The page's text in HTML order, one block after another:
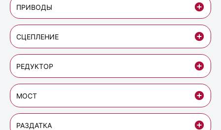
ПРИВОДЫ
СЦЕПЛЕНИЕ
РЕДУКТОР
МОСТ
РАЗДАТКА